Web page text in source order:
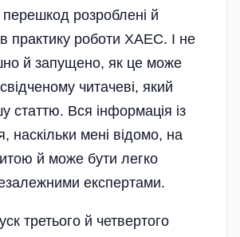
розроблені й
практику роботи ХАЕС. І не
й запущено, як це може
читачеві, який
статтю. Вся інформація із
наскільки мені відомо, на
й може бути легко
експертами.
третього й четвертого